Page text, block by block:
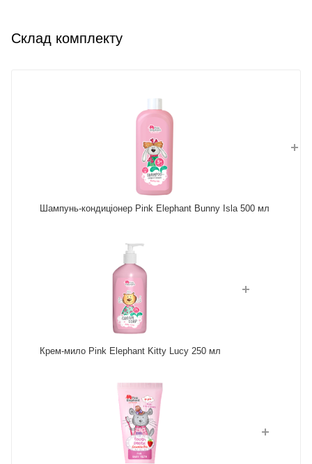
Склад комплекту
Шампунь-кондиціонер Pink Elephant Bunny Isla 500 мл
Крем-мило Pink Elephant Kitty Lucy 250 мл